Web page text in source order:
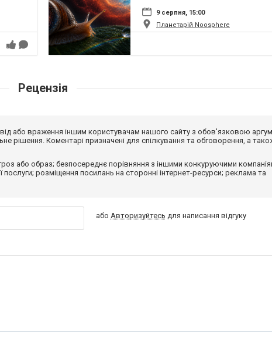
9 серпня, 15:00
Планетарій Noosphere
Рецензія
або враження іншим користувачам нашого сайту з обов'язковою
рішення. Коментарі призначені для спілкування та обговорення, а
або образ; безпосереднє порівняння з іншими конкуруючими
послуги; розміщення посилань на сторонні інтернет-ресурси; реклама та
або Авторизуйтесь для написання відгуку